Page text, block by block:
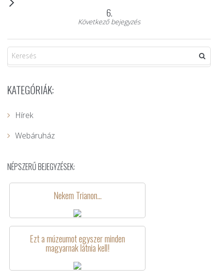
6.
Következő bejegyzés
KATEGÓRIÁK:
Hírek
Webáruház
NÉPSZERŰ BEJEGYZÉSEK:
Nekem Trianon…
Ezt a múzeumot egyszer minden
magyarnak látnia kell!